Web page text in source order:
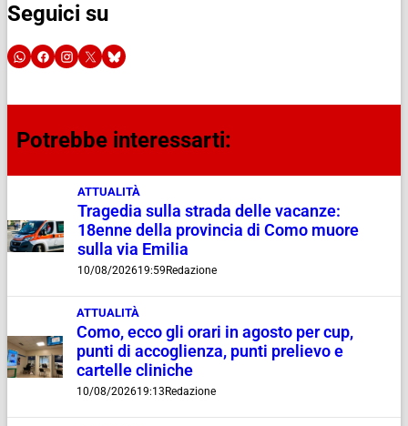
Seguici su
Potrebbe interessarti:
ATTUALITÀ
Tragedia sulla strada delle vacanze:
18enne della provincia di Como muore
sulla via Emilia
10/08/202619:59 Redazione
ATTUALITÀ
Como, ecco gli orari in agosto per cup,
punti di accoglienza, punti prelievo e
cartelle cliniche
10/08/202619:13 Redazione